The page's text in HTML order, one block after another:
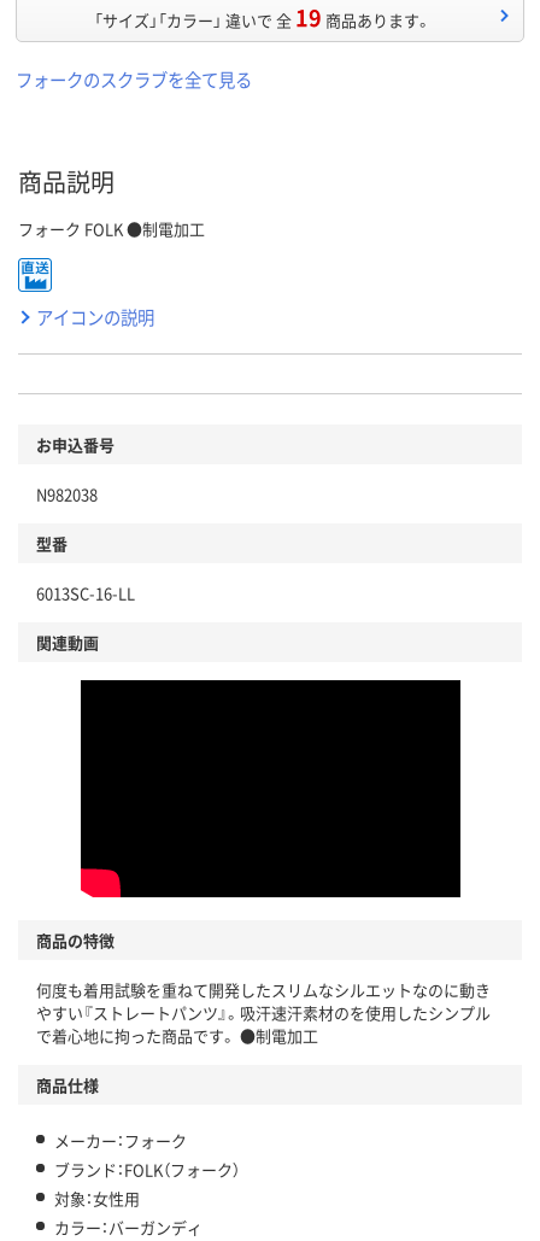
「サイズ」「カラー」 違いで 全 19 商品あります。
フォークのスクラブを全て見る
商品説明
フォーク FOLK ●制電加工
アイコンの説明
お申込番号
N982038
型番
6013SC-16-LL
関連動画
商品の特徴
何度も着用試験を重ねて開発したスリムなシルエットなのに動き
やすい『ストレートパンツ』。吸汗速汗素材のを使用したシンプル
で着心地に拘った商品です。 ●制電加工
商品仕様
メーカー：フォーク
ブランド：FOLK（フォーク）
対象：女性用
カラー：バーガンディ